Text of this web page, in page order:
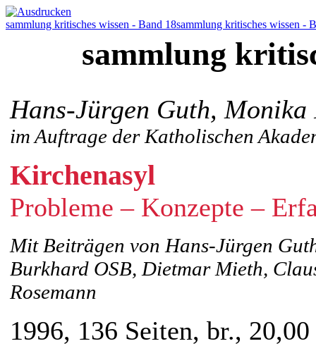
sammlung kritisches wissen - Band 18sammlung kritisches wissen -
sammlung
Hans-Jürgen Guth, Monika
im Auftrage der Katholischen
Kirchenasyl
Probleme – Konzepte –
Mit Beiträgen von Hans-Jürgen
Burkhard OSB, Dietmar Mieth,
Rosemann
1996, 136 Seiten, br., 20,00